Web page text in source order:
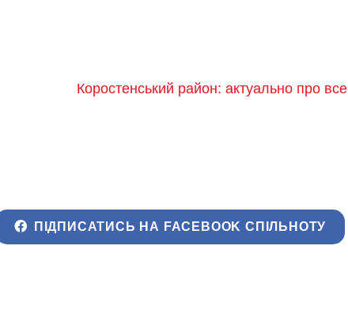
Коростенський район: актуально про все
ПІДПИСАТИСЬ НА FACEBOOK СПІЛЬНОТУ